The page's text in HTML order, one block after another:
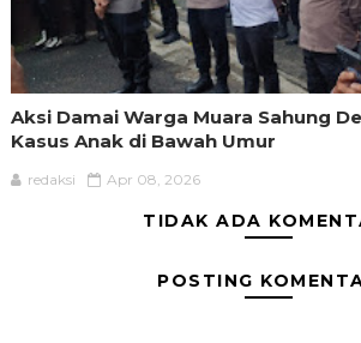
Aksi Damai Warga Muara Sahung
Kasus Anak di Bawah Umur
redaksi Apr 08, 2026
TIDAK ADA
POSTING